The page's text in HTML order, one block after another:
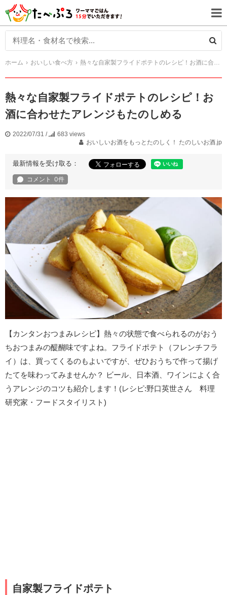
ホーム おいしい食べ方 熱々な自家製フライドポテトのレシピ！お酒に合わせたアレンジもたのしめる
熱々な自家製フライドポテトのレシピ！お
酒に合わせたアレンジもたのしめる
2022/07/31 /
683 views
おいしいお酒をもっとたのしく！ たのしいお酒.jp
最新情報を受け取る：
【カンタンおつまみレシピ】熱々の状態で食べられるのがおう
ちおつまみの醍醐味ですよね。フライドポテト（フレンチフラ
イ）は、買ってくるのもよいですが、ぜひおうちで作って揚げ
たてを味わってみませんか？ ビール、日本酒、ワインによく合
うアレンジのコツも紹介します！(レシピ:野口英世さん 料理
研究家・フードスタイリスト)
自家製フライドポテト